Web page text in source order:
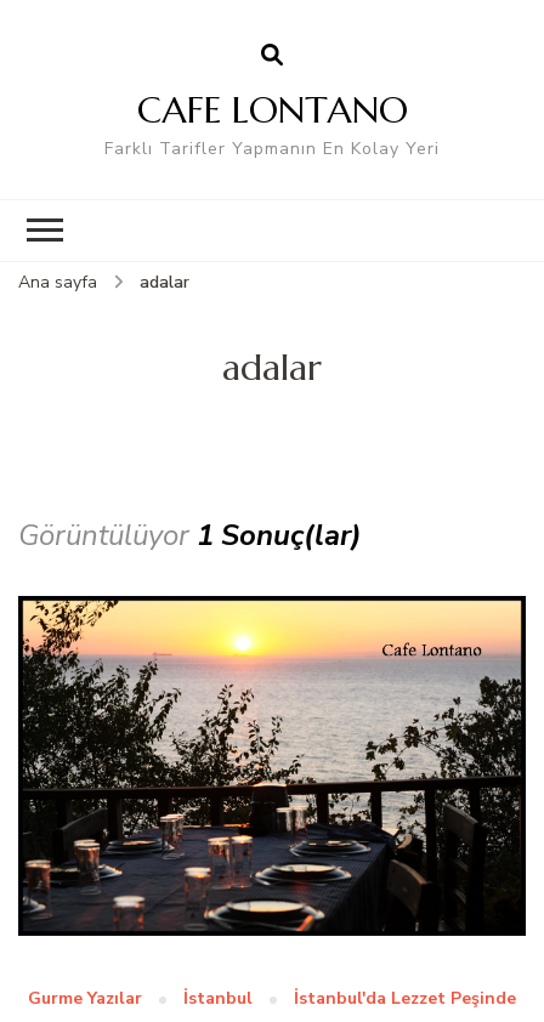
CAFE LONTANO
Farklı Tarifler Yapmanın En Kolay Yeri
Ana sayfa adalar
adalar
Görüntülüyor 1 Sonuç(lar)
Gurme Yazılar İstanbul İstanbul'da Lezzet Peşinde